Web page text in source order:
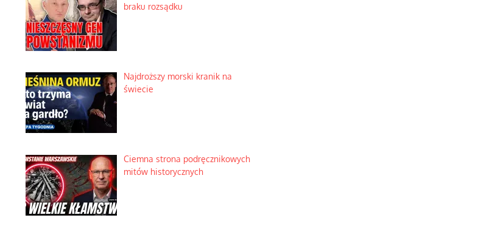
braku rozsądku
Najdroższy morski kranik na
świecie
Ciemna strona podręcznikowych
mitów historycznych